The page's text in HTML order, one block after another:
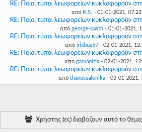
RE: Ποιοί τύποι λεωφορείων κυκλοφορούν
από K.S. - 01-01-2021,
RE: Ποιοί τύποι λεωφορείων κυκλοφορούν
από george-oasth - 01-01-2021,
RE: Ποιοί τύποι λεωφορείων κυκλοφορούν
από irisbus57 - 02-01-2021,
RE: Ποιοί τύποι λεωφορείων κυκλοφορούν
από garvanitis- 02-01-2021,
RE: Ποιοί τύποι λεωφορείων κυκλοφορούν
από thanossalonika- 03-01-2021,
Χρήστης (ες) διαβάζουν αυτό το